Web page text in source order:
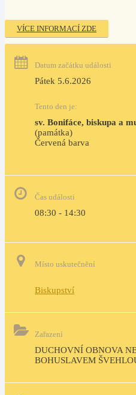
VÍCE INFORMACÍ ZDE
Datum začátku události
Pátek 5.6.2026
Tento den je:
sv. Bonifáce, biskupa a
(památka)
Čas události
08:30 - 14:30
Místo uskutečnění
Biskupství
Zařazení
DUCHOVNÍ OBNOVA
BOHUSLAVEM